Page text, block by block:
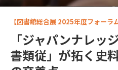
【図書館総合展 2025年度フォーラム
「ジャパンナレ
書類従」が拓く史